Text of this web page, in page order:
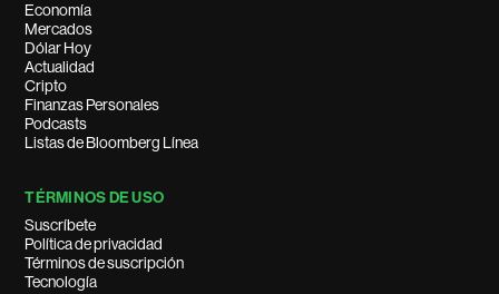
Economía
Mercados
Dólar Hoy
Actualidad
Cripto
Finanzas Personales
Podcasts
Listas de Bloomberg Línea
TÉRMINOS DE USO
Suscríbete
Política de privacidad
Términos de suscripción
Tecnología